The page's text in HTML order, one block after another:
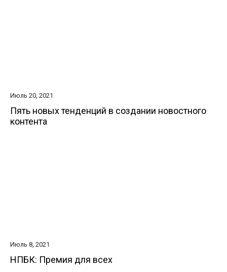
Июль 20, 2021
Пять новых тенденций в создании новостного
контента
Июль 8, 2021
НПБК: Премия для всех